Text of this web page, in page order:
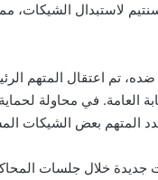
50 مليون سنتيم لاستبدال
العامة. في محاولة
المتهم بعض الشيكات
خلال جلسات